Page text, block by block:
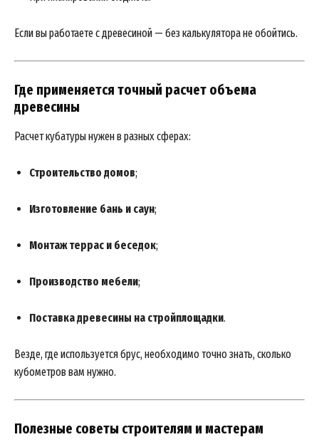
Magazine PRO
SUBSCRIBE NOW
Company
My account
Если вы работаете с древесиной — без калькулятора не обойтись.
Где применяется точный расчет объема
древесины
Расчет кубатуры нужен в разных сферах:
Строительство домов;
Изготовление бань и саун;
Монтаж террас и беседок;
Производство мебели;
Поставка древесины на стройплощадки.
Везде, где используется брус, необходимо точно знать, сколько
кубометров вам нужно.
Полезные советы строителям и мастерам